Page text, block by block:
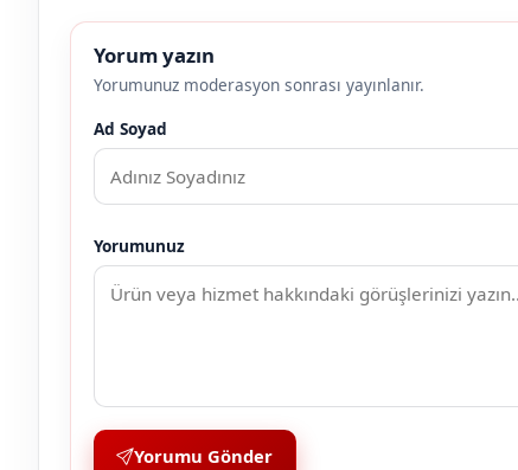
Yorum yazın
Yorumunuz moderasyon sonrası yayınlanır.
Ad Soyad
Yorumunuz
Yorumu Gönder